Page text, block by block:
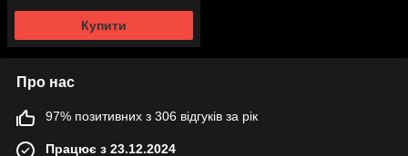
Купити
Про нас
97% позитивних з 306 відгуків за рік
Працює з 23.12.2024